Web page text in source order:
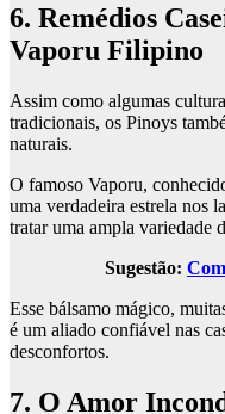
6. Remédios
Vaporu Filipino
Assim como algumas
tradicionais, os Pinoys
naturais.
O famoso Vaporu,
uma verdadeira estrela nos
tratar uma ampla variedade
Sugestão:
Esse bálsamo mágico,
é um aliado confiável nas
desconfortos.
7. O Amor